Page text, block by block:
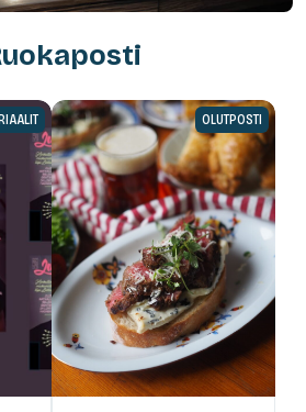
OLUTPOSTI